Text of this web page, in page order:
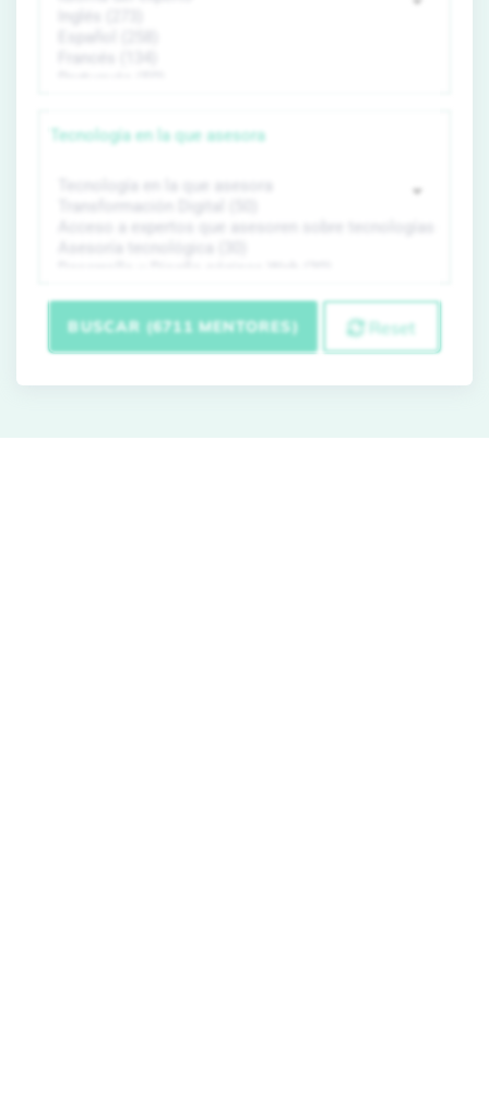
Tecnología en la que asesora
BUSCAR (6711 MENTORES) Reset